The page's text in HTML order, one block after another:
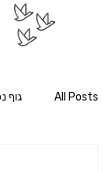
All Posts גוף